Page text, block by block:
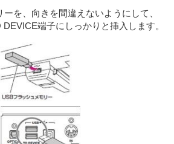
を、向きを間違えないようにして、
端子にしっかりと挿入します。